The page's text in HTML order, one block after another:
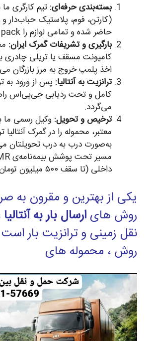
بسته‌بندی حرفه‌ای: تیم کارگری ما
(کارتن، فوم، پلاستیک حباب‌دار
حاضر شده و تمامی لوازم را pack می‌کند.
بارگیری و تشریفات گمرک ایران:
کامیونت مسقف یا تریلی چادری
اخذ پلمپ خروج به مرز بازرگان
ترانزیت به آنتالیا: پس از ورود به
کامل و تحت ردیابی جی‌پی‌اس
می‌گردد.
ترخیص و تحویل: وکیل رسمی ما
معتبر، محموله را در گمرک
به‌صورت درب به درب تحویلتان
داخلی (تا سقف ۵۰۰ میلیون تومان رایگان) است.
یکی از بهترین و مقرون به
روش های ارسال بار به آنتالیا
نقل زمینی و ترانزیت بار
روش ، محموله های